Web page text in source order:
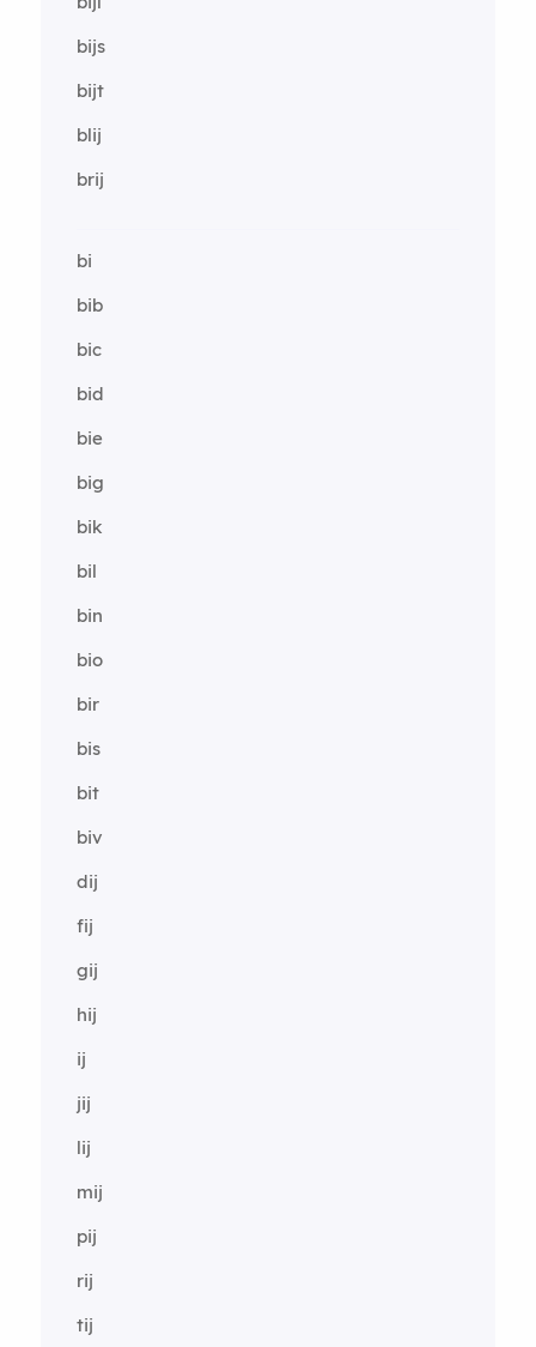
bijs
bijt
blij
brij
bi
bib
bic
bid
bie
big
bik
bil
bin
bio
bir
bis
bit
biv
dij
fij
gij
hij
ij
jij
lij
mij
pij
rij
tij